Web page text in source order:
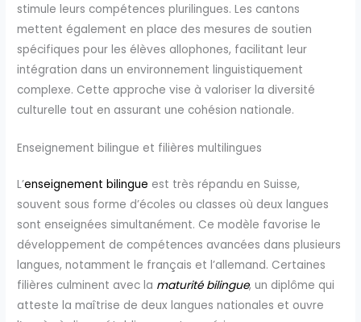
stimule leurs compétences plurilingues. Les cantons
mettent également en place des mesures de soutien
spécifiques pour les élèves allophones, facilitant leur
intégration dans un environnement linguistiquement
complexe. Cette approche vise à valoriser la diversité
culturelle tout en assurant une cohésion nationale.
Enseignement bilingue et filières multilingues
L’enseignement bilingue est très répandu en Suisse,
souvent sous forme d’écoles ou classes où deux langues
sont enseignées simultanément. Ce modèle favorise le
développement de compétences avancées dans plusieurs
langues, notamment le français et l’allemand. Certaines
filières culminent avec la maturité bilingue, un diplôme qui
atteste la maîtrise de deux langues nationales et ouvre